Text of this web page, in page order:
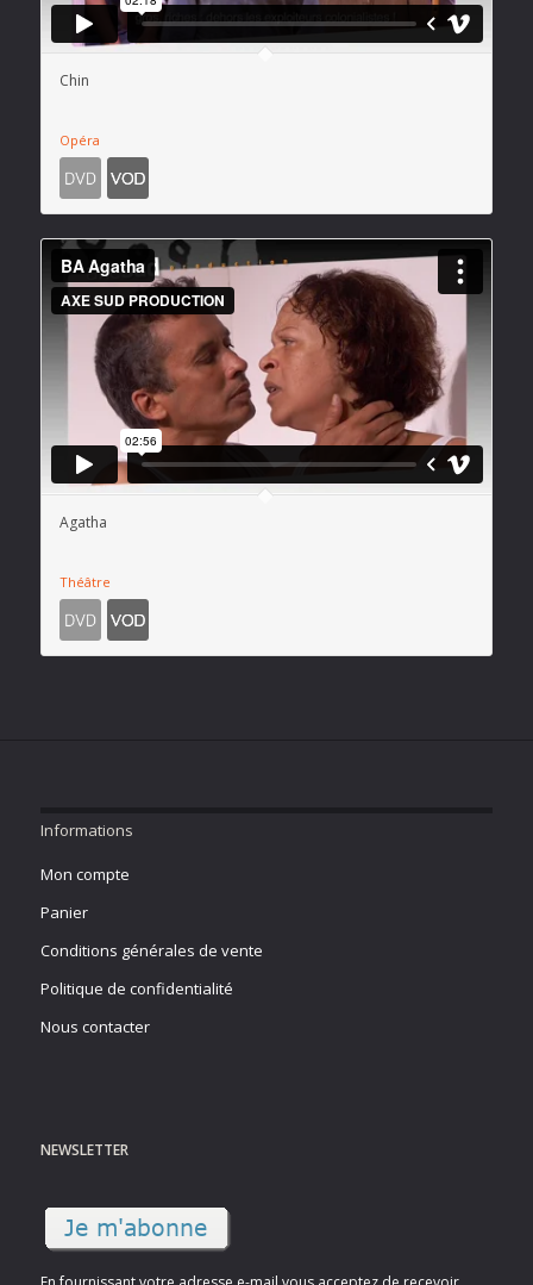
Chin
Opéra
Agatha
Théâtre
Informations
Mon compte
Panier
Conditions générales de vente
Politique de confidentialité
Nous contacter
NEWSLETTER